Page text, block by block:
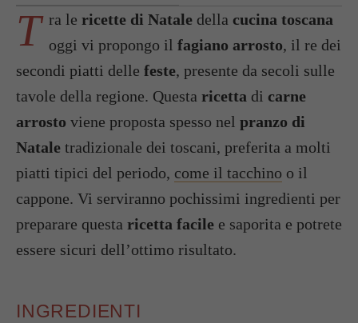
T ra le ricette di Natale della cucina toscana
oggi vi propongo il fagiano arrosto, il re dei
secondi piatti delle feste, presente da secoli sulle
tavole della regione. Questa ricetta di carne
arrosto viene proposta spesso nel pranzo di
Natale tradizionale dei toscani, preferita a molti
piatti tipici del periodo, come il tacchino o il
cappone. Vi serviranno pochissimi ingredienti per
preparare questa ricetta facile e saporita e potrete
essere sicuri dell’ottimo risultato.
INGREDIENTI